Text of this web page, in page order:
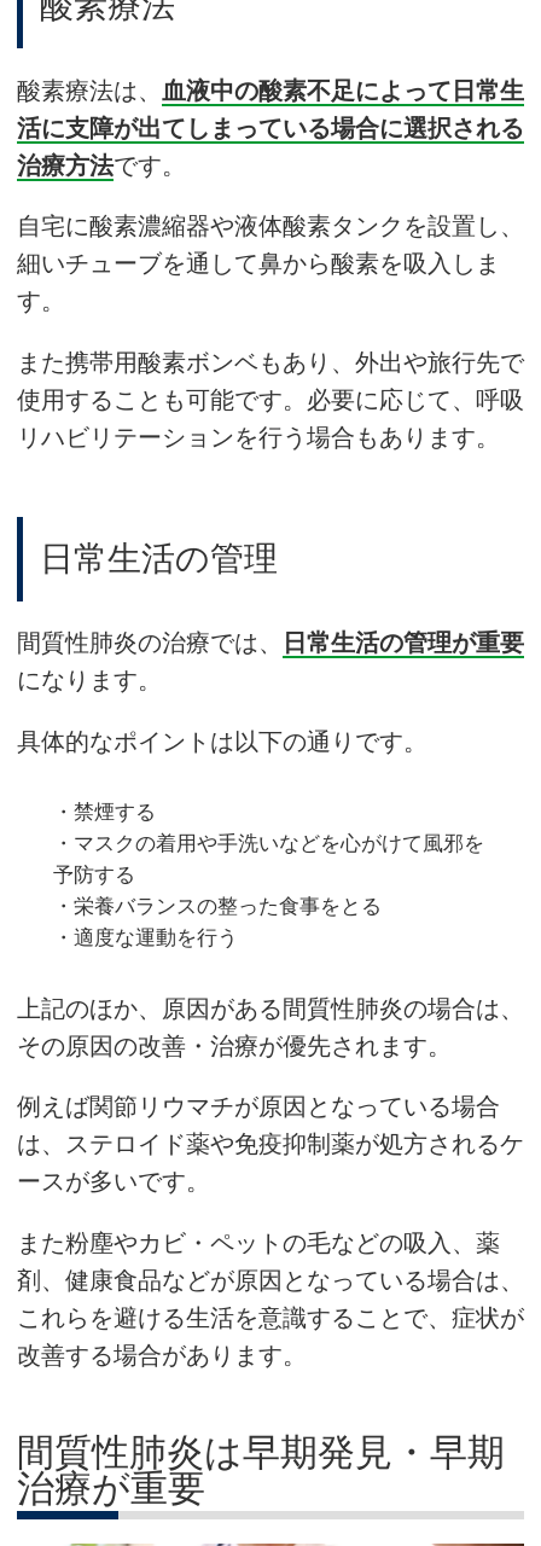
酸素療法は、
血液中の酸素不足によって日常生
活に支障が出てしまっている場合に選択される
治療方法です。
自宅に酸素濃縮器や液体酸素タンクを設置し、
細いチューブを通して鼻から酸素を吸入しま
す。
また携帯用酸素ボンベもあり、外出や旅行先で
使用することも可能です。必要に応じて、呼吸
リハビリテーションを行う場合もあります。
日常生活の管理
間質性肺炎の治療では、
日常生活の管理が重要
になります。
具体的なポイントは以下の通りです。
・禁煙する
・マスクの着用や手洗いなどを心がけて風邪を
予防する
・栄養バランスの整った食事をとる
・適度な運動を行う
上記のほか、原因がある間質性肺炎の場合は、
その原因の改善・治療が優先されます。
例えば関節リウマチが原因となっている場合
は、ステロイド薬や免疫抑制薬が処方されるケ
ースが多いです。
また粉塵やカビ・ペットの毛などの吸入、薬
剤、健康食品などが原因となっている場合は、
これらを避ける生活を意識することで、症状が
改善する場合があります。
間質性肺炎は早期発見・早期
治療が重要